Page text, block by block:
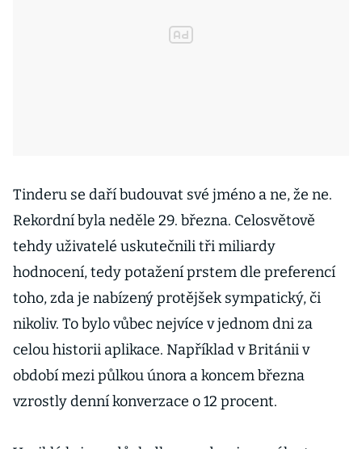
Tinderu se daří budouvat své jméno a ne, že ne.
Rekordní byla neděle 29. března. Celosvětově
tehdy uživatelé uskutečnili tři miliardy
hodnocení, tedy potažení prstem dle preferencí
toho, zda je nabízený protějšek sympatický, či
nikoliv. To bylo vůbec nejvíce v jednom dni za
celou historii aplikace. Například v Británii v
období mezi půlkou února a koncem března
vzrostly denní konverzace o 12 procent.